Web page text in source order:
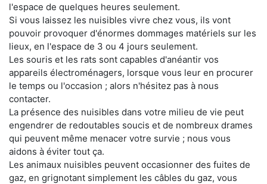
l'espace de quelques heures seulement.
Si vous laissez les nuisibles vivre chez vous, ils vont
pouvoir provoquer d'énormes dommages matériels sur les
lieux, en l'espace de 3 ou 4 jours seulement.
Les souris et les rats sont capables d'anéantir vos
appareils électroménagers, lorsque vous leur en procurer
le temps ou l'occasion ; alors n'hésitez pas à nous
contacter.
La présence des nuisibles dans votre milieu de vie peut
engendrer de redoutables soucis et de nombreux drames
qui peuvent même menacer votre survie ; nous vous
aidons à éviter tout ça.
Les animaux nuisibles peuvent occasionner des fuites de
gaz, en grignotant simplement les câbles du gaz, vous